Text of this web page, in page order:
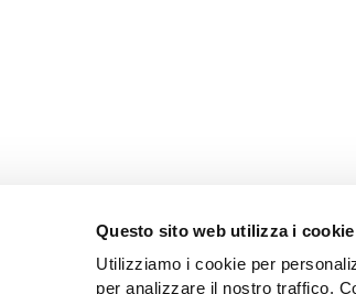
Questo sito web utilizza i cookie
Utilizziamo i cookie per
per analizzare il nostro traffico.